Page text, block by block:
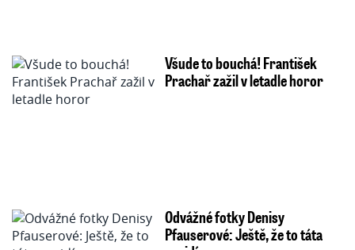
Všude to bouchá! František
Prachař zažil v letadle horor
Odvážné fotky Denisy
Pfauserové: Ještě, že to táta